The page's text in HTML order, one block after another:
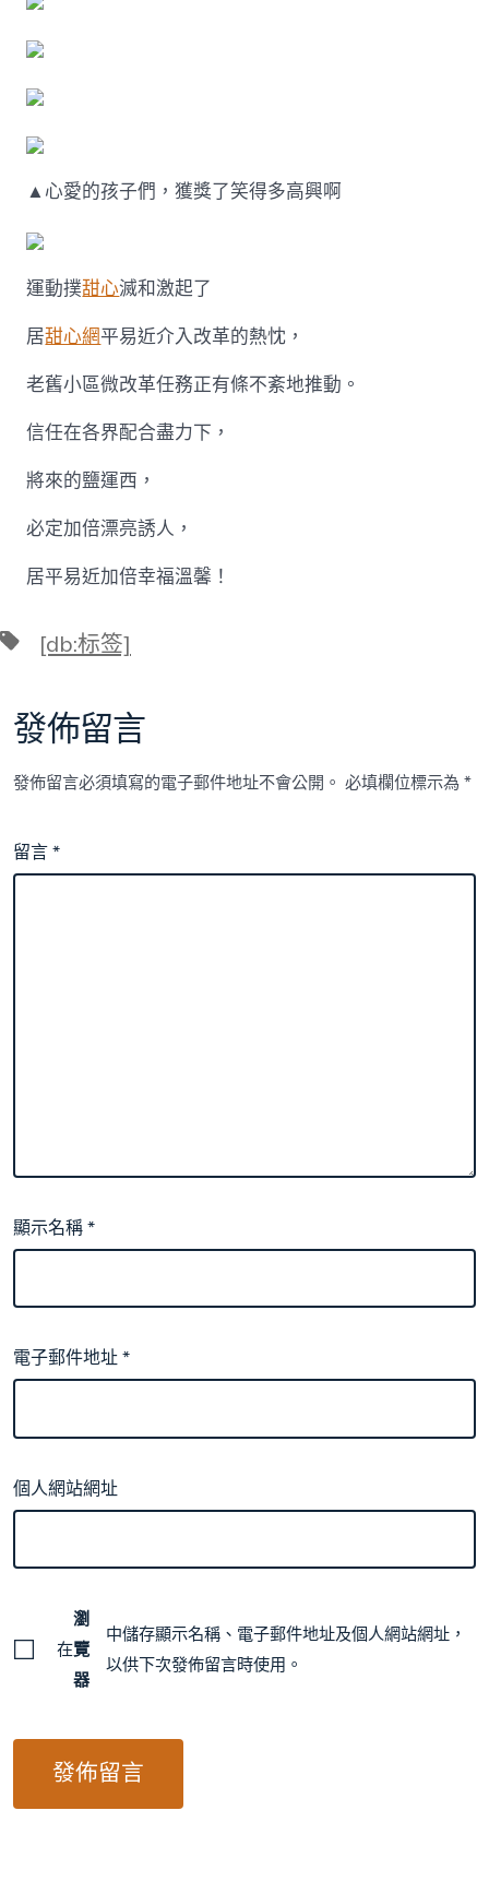
▲心愛的孩子們，獲獎了笑得多高興啊
運動撲甜心滅和激起了
居甜心網平易近介入改革的熱忱，
老舊小區微改革任務正有條不紊地推動。
信任在各界配合盡力下，
將來的鹽運西，
必定加倍漂亮誘人，
居平易近加倍幸福溫馨！
標 [db:标签]
發佈留言
發佈留言必須填寫的電子郵件地址不會公開。 必填欄位標示為*
留言*
顯示名稱*
電子郵件地址*
個人網站網址
在
瀏
覽
器
中儲存顯示名稱、電子郵件地址及個人網站網址，
以供下次發佈留言時使用。